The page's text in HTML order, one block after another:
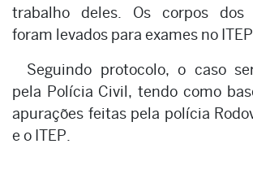
trabalho deles. Os corpos dos
foram levados para exames no ITEP.
Seguindo protocolo, o caso
pela Polícia Civil, tendo como
apurações feitas pela polícia
e o ITEP.